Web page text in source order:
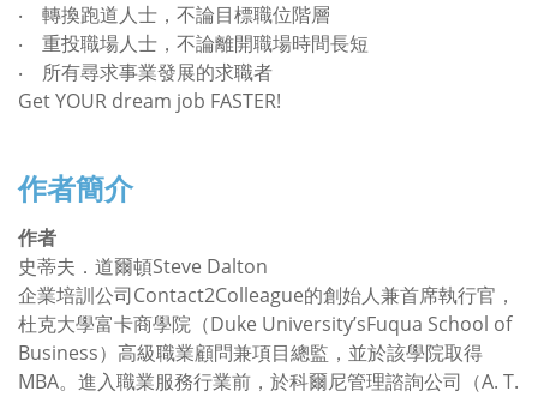
‧
轉換跑道人士，不論目標職位階層
‧
重投職場人士，不論離開職場時間長短
‧
所有尋求事業發展的求職者
Get YOUR dream job FASTER!
作者簡介
作者
史蒂夫．道爾頓Steve Dalton
企業培訓公司Contact2Colleague的創始人兼首席執行官，
杜克大學富卡商學院（Duke University’sFuqua School of
Business）高級職業顧問兼項目總監，並於該學院取得
MBA。進入職業服務行業前，於科爾尼管理諮詢公司（A. T.